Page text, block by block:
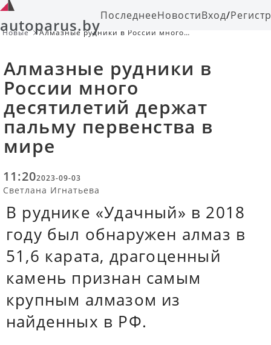
autoparus.byПоследнееНовостиВход/
Новые
Алмазные рудники в России много
Алмазные рудники в
России много
десятилетий держат
пальму первенства в
мире
11:202023-09-03
Светлана Игнатьева
В руднике «Удачный» в 2018
году был обнаружен алмаз в
51,6 карата, драгоценный
камень признан самым
крупным алмазом из
найденных в РФ.